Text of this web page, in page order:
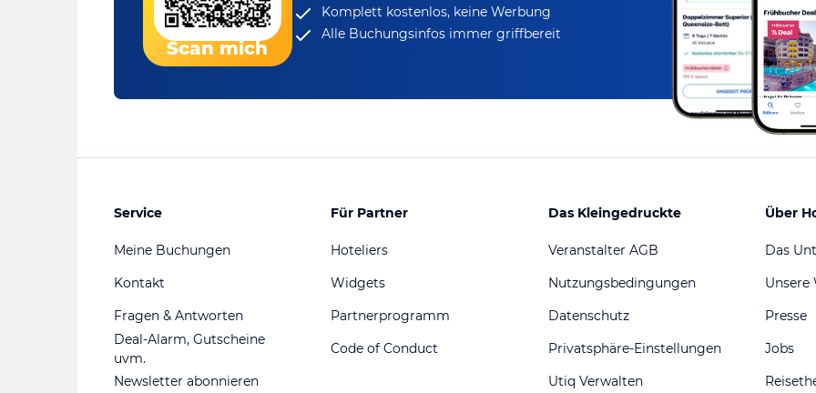
Scan mich
Komplett kostenlos, keine Werbung
Alle Buchungsinfos immer griffbereit
Service
Meine Buchungen
Kontakt
Fragen & Antworten
Deal-Alarm, Gutscheine
uvm.
Newsletter abonnieren
Für Partner
Hoteliers
Widgets
Partnerprogramm
Code of Conduct
Das Kleingedruckte
Veranstalter AGB
Nutzungsbedingungen
Datenschutz
Privatsphäre-Einstellungen
Utiq Verwalten
Über
Das
Unsere
Presse
Jobs